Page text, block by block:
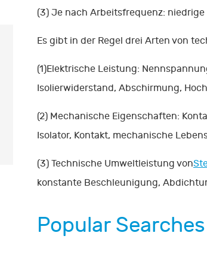
(3) Je nach Arbeitsfrequenz:
Es gibt in der Regel drei Arten von
(1)Elektrische Leistung:
Isolierwiderstand, Abschirmung,
(2) Mechanische Eigenschaften:
Isolator, Kontakt, mechanische
(3) Technische Umweltleistung von
konstante Beschleunigung,
Popular Searches